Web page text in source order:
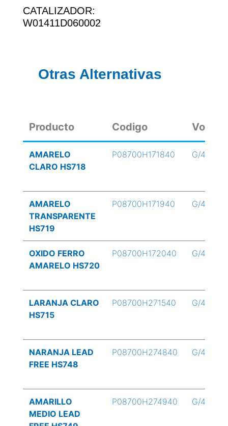
CATALIZADOR:
W01411D060002
Otras Alternativas
Producto Codigo
AMARELO
CLARO HS718
P08700H171840 G/4
AMARELO
TRANSPARENTE
HS719
P08700H171940 G/4
OXIDO FERRO
AMARELO HS720
P08700H172040 G/4
LARANJA CLARO
HS715
P08700H271540 G/4
NARANJA LEAD
FREE HS748
P08700H274840 G/4
AMARILLO
MEDIO LEAD
P08700H274940 G/4